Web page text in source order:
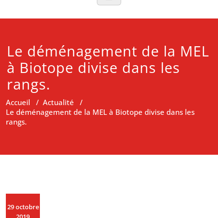
Le déménagement de la MEL
à Biotope divise dans les
rangs.
Accueil / Actualité /
Le déménagement de la MEL à Biotope divise dans les
rangs.
29 octobre